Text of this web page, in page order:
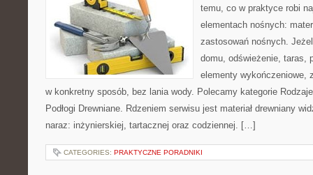
temu, co w praktyce robi
elementach nośnych:
zastosowań nośnych.
domu, odświeżenie, taras,
elementy wykończeniowe,
w konkretny sposób, bez lania wody. Polecamy kategorie
Podłogi Drewniane. Rdzeniem serwisu jest materiał drewniany
naraz: inżynierskiej, tartacznej oraz codziennej. […]
CATEGORIES: PRAKTYCZNE PORADNIKI